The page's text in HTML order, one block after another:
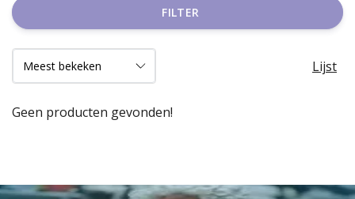
FILTER
Lijst
Geen producten gevonden!